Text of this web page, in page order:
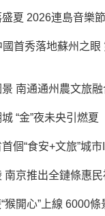
夏 2026連島音樂
首秀落地蘇州之
南通通州農文旅
“金”夜未央引燃夏
個“食安+文旅”城
南京推出全鏈條惠
猴開心”上線 6000